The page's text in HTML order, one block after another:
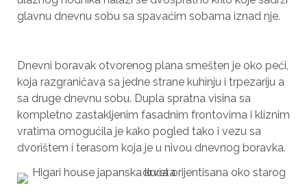
glavnu dnevnu sobu sa spavaćim sobama iznad nje.
Dnevni boravak otvorenog plana smešten je oko peći,
koja razgraničava sa jedne strane kuhinju i trpezariju a
sa druge dnevnu sobu. Dupla spratna visina sa
kompletno zastakljenim fasadnim frontovima i kliznim
vratima omogućila je kako pogled tako i vezu sa
dvorištem i terasom koja je u nivou dnevnog boravka.